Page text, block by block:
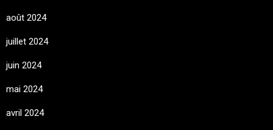
août 2024
juillet 2024
juin 2024
mai 2024
avril 2024